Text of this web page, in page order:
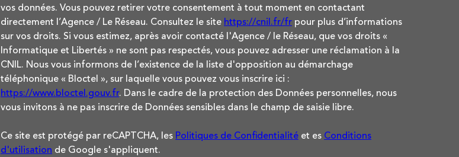
vos données. Vous pouvez retirer votre consentement à tout moment en contactant
directement l’Agence / Le Réseau. Consultez le site https://cnil.fr/fr pour plus d’informations
sur vos droits. Si vous estimez, après avoir contacté l'Agence / le Réseau, que vos droits «
Informatique et Libertés » ne sont pas respectés, vous pouvez adresser une réclamation à la
CNIL. Nous vous informons de l’existence de la liste d'opposition au démarchage
téléphonique « Bloctel », sur laquelle vous pouvez vous inscrire ici :
https://www.bloctel.gouv.fr. Dans le cadre de la protection des Données personnelles, nous
vous invitons à ne pas inscrire de Données sensibles dans le champ de saisie libre.
Ce site est protégé par reCAPTCHA, les Politiques de Confidentialité et es Conditions
d'utilisation de Google s'appliquent.